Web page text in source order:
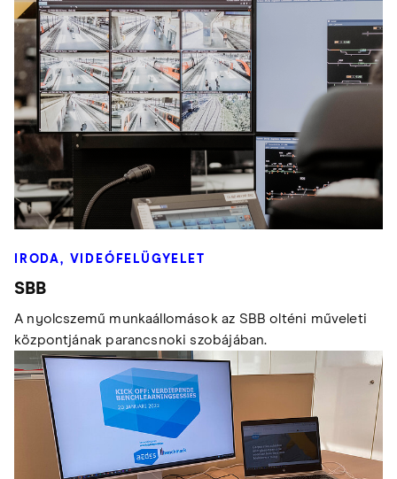
IRODA, VIDEÓFELÜGYELET
SBB
A nyolcszemű munkaállomások az SBB olténi műveleti
központjának parancsnoki szobájában.